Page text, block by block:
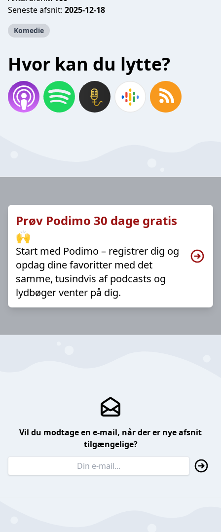
Seneste afsnit: 2025-12-18
Komedie
Hvor kan du lytte?
Prøv Podimo 30 dage gratis
🙌
Start med Podimo – registrer dig og
opdag dine favoritter med det
samme, tusindvis af podcasts og
lydbøger venter på dig.
Vil du modtage en e-mail, når der er nye afsnit
tilgængelige?